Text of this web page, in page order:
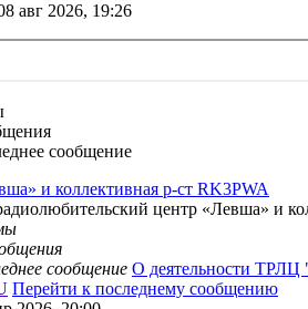
авг 2026, 19:26
сообщение
и коллективная р-ст RK3PWA
центр «Левша» и
сообщение О деятельности
Перейти к последнему сообщению